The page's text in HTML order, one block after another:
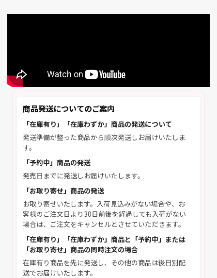
商品発送についてのご案内
「在庫有り」「在庫わずか」商品の発送について
発送準備が整った商品から順次発送しお届けいたしま
す。
「予約中」商品の発送
発売日までに発送しお届けいたします。
「お取り寄せ」商品の発送
お取り寄せいたします。入荷見込みがない場合や、お
客様のご注文日より30日前後を経過しても入荷がない
場合は、ご注文をキャンセルとさせていただきます。
「在庫有り」「在庫わずか」商品と「予約中」または
「お取り寄せ」商品の同時注文の場合
在庫有り商品を先に発送し、その他の商品は後日別配
送でお届けいたします。